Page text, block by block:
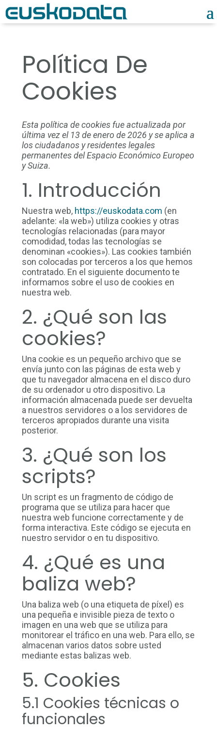
Política De
Cookies
Esta política de cookies fue actualizada por
última vez el 13 de enero de 2026 y se aplica a
los ciudadanos y residentes legales
permanentes del Espacio Económico Europeo
y Suiza.
1. Introducción
Nuestra web, https://euskodata.com (en
adelante: «la web») utiliza cookies y otras
tecnologías relacionadas (para mayor
comodidad, todas las tecnologías se
denominan «cookies»). Las cookies también
son colocadas por terceros a los que hemos
contratado. En el siguiente documento te
informamos sobre el uso de cookies en
nuestra web.
2. ¿Qué son las
cookies?
Una cookie es un pequeño archivo que se
envía junto con las páginas de esta web y
que tu navegador almacena en el disco duro
de su ordenador u otro dispositivo. La
información almacenada puede ser devuelta
a nuestros servidores o a los servidores de
terceros apropiados durante una visita
posterior.
3. ¿Qué son los
scripts?
Un script es un fragmento de código de
programa que se utiliza para hacer que
nuestra web funcione correctamente y de
forma interactiva. Este código se ejecuta en
nuestro servidor o en tu dispositivo.
4. ¿Qué es una
baliza web?
Una baliza web (o una etiqueta de píxel) es
una pequeña e invisible pieza de texto o
imagen en una web que se utiliza para
monitorear el tráfico en una web. Para ello, se
almacenan varios datos sobre usted
mediante estas balizas web.
5. Cookies
5.1 Cookies técnicas o
funcionales